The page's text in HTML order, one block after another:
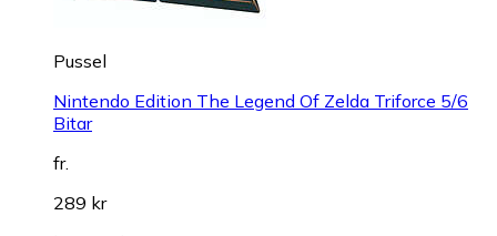
Pussel
Nintendo Edition The Legend Of Zelda Triforce 5/6
Bitar
fr.
289 kr